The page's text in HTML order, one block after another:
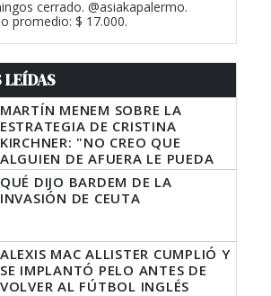
cerrado. @asiakapalermo.
promedio: $ 17.000.
LEÍDAS
MARTÍN MENEM SOBRE LA
ESTRATEGIA DE CRISTINA
KIRCHNER: "NO CREO QUE
ALGUIEN DE AFUERA LE PUEDA
DECIR A LA JUSTICIA LO QUE
TIENE QUE HACER"
QUÉ DIJO BARDEM DE LA
INVASIÓN DE CEUTA
ALEXIS MAC ALLISTER CUMPLIÓ Y
SE IMPLANTÓ PELO ANTES DE
VOLVER AL FÚTBOL INGLÉS